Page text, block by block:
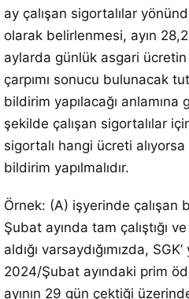
ay çalışan sigortalılar
olarak belirlenmesi, ayın
aylarda günlük asgari ücretin
çarpımı sonucu bulunacak
bildirim yapılacağı
şekilde çalışan sigortalılar
sigortalı hangi ücreti
bildirim yapılmalıdır.
Örnek: (A) işyerinde çalışan
Şubat ayında tam çalıştığı
aldığı varsaydığımızda,
2024/Şubat ayındaki prim
ayının 29 gün çektiği